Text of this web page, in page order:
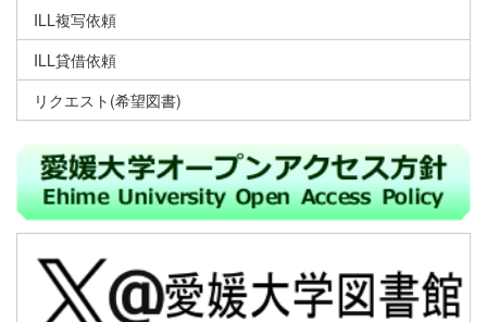
ILL複写依頼
ILL貸借依頼
リクエスト(希望図書)